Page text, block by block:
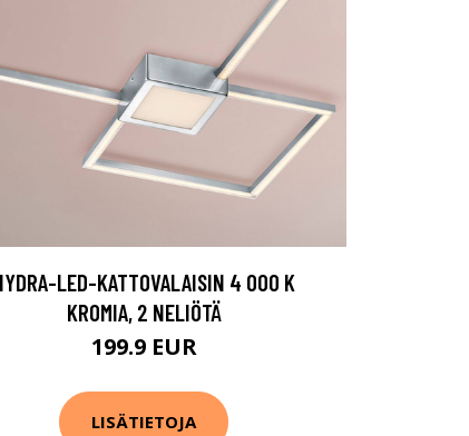
LED-KATTOVALAISIN 4 000 K
KROMIA, 2 NELIÖTÄ
199.9 EUR
LISÄTIETOJA